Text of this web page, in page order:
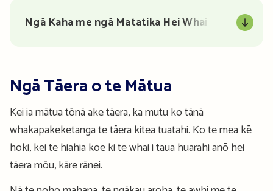
Ngā Kaha me ngā Matatika Hei Whai
Ngā Tāera o te Mātua
Kei ia mātua tōnā ake tāera, ka mutu ko tānā
whakapakeketanga te tāera kitea tuatahi. Ko te mea kē
hoki, kei te hiahia koe ki te whai i taua huarahi anō hei
tāera mōu, kāre rānei.